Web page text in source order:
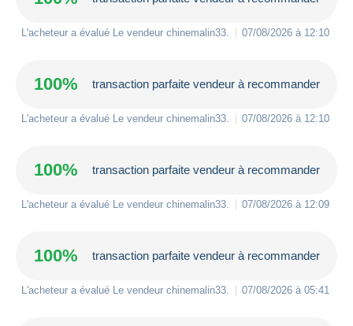
L'acheteur a évalué Le vendeur chinemalin33 07/08/2026 à 12:10
100% transaction parfaite vendeur à recommander
L'acheteur a évalué Le vendeur chinemalin33 07/08/2026 à 12:10
100% transaction parfaite vendeur à recommander
L'acheteur a évalué Le vendeur chinemalin33 07/08/2026 à 12:09
100% transaction parfaite vendeur à recommander
L'acheteur a évalué Le vendeur chinemalin33 07/08/2026 à 05:41